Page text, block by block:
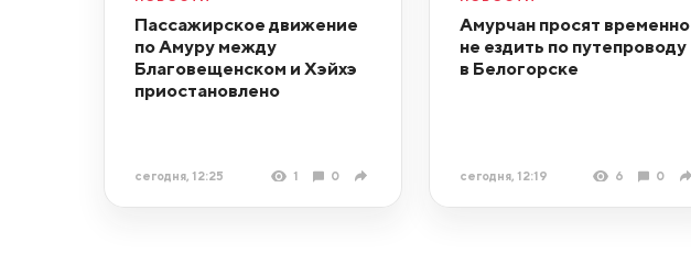
Пассажирское движение
по Амуру между
Благовещенском и Хэйхэ
приостановлено
сегодня, 12:25 1 0
Амурчан просят временно
не ездить по путепроводу
в Белогорске
сегодня, 12:19 6 0